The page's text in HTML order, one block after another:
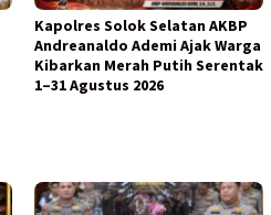
Kapolres Solok Selatan AKBP
Andreanaldo Ademi Ajak Warga
Kibarkan Merah Putih Serentak
1–31 Agustus 2026